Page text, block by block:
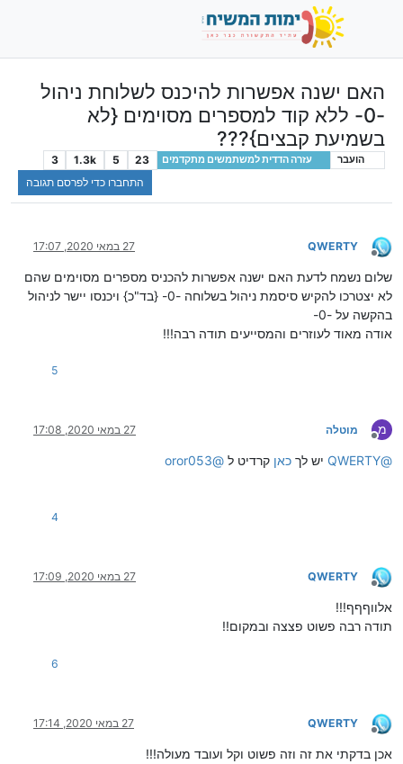
האם ישנה אפשרות להיכנס לשלוחת ניהול
-0- ללא קוד למספרים מסוימים {לא
בשמיעת קבצים}???
הועבר עזרה הדדית למשתמשים מתקדמים 23
5
1.3k
3
התחברו כדי לפרסם תגובה
מנותק
QWERTY 27 במאי 2020, 17:07
שלום נשמח לדעת האם ישנה אפשרות להכניס מספרים מסוימים שהם
לא יצטרכו להקיש סיסמת ניהול בשלוחה -0- {בד"כ} ויכנסו יישר לניהול
בהקשה על -0-
אודה מאוד לעוזרים והמסייעים תודה רבה!!!
5
מ
מנותק
מוטלה 27 במאי 2020, 17:08
@
QWERTY יש לך כאן קרדיט ל @
oror053
4
מנותק
QWERTY 27 במאי 2020, 17:09
אלווףףף!!!
תודה רבה פשוט פצצה ובמקום!!
6
מנותק
QWERTY 27 במאי 2020, 17:14
אכן בדקתי את זה וזה פשוט וקל ועובד מעולה!!!